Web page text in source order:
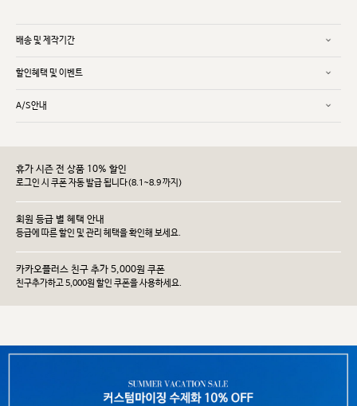
배송 및 제작기간
할인혜택 및 이벤트
A/S안내
휴가 시즌 전 상품 10% 할인
로그인 시 쿠폰 자동 발급 됩니다(8.1~8.9 까지)
회원 등급 별 혜택 안내
등급에 따른 할인 및 관리 헤택을 확인해 보세요.
카카오플러스 친구 추가 5,000원 쿠폰
친구추가하고 5,000원 할인 쿠폰을 사용하세요.